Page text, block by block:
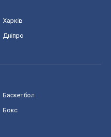
Харків
Дніпро
Баскетбол
Бокс